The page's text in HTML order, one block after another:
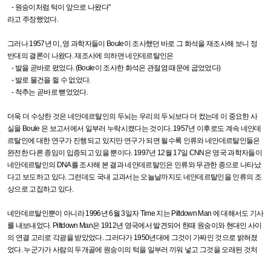
- 원숭이처럼 턱이 앞으로 나왔다"
라고 주장했었다.
그러나1957년 미 ,영 과학자들이 Boule이 조사했던 바로 그 화석을 재조사해 보니 정
반대의 결론이 나왔다.재조사에 의하면 네안데르탈인은
- 발을 곧바로 폈었다. (Boule이 조사한 화석은 관절염 때문에 굽었었다)
- 발로 물건을 쥘 수 없었다.
- 척추는 곧바로 뻗었었다.
더욱 더 수상한 것은 네안데르탈인의 두뇌는 우리의 두뇌보다 더 컸는데 이 중요한 사
실을 Boule 은 보고서에서 일부러 누락시켰다는 것이다. 1957년 이후로도 계속 네안데
르탈인에 대한 연구가 진행되고 있지만 연구가 되면 될수록 인류와 네안데르탈인들은
완전한 다른 종임이 입증되고 있을 뿐이다. 1997년 12월 17일 CNN 은 영국 과학자들이
네안데르탈인의 DNA를 조사해 본 결과 네안데르탈인은 인류와 무관한 종으로 나타났
다고 보도하고 있다. 그런데도 국내 교과서는 오늘날까지도 네안데르탈인을 인류의 조
상으로 고집하고 있다.
네안데르탈인뿐이 아니라1996년6월3일자Time 지는 Piltdown Man 에 대해서도 기사
를 내보내었다. Piltdown Man은 1912년 영국에서 발견되어 한때 원숭이와 현대인 사이
의 연결 고리로 각광을 받았었다.그러다가 1950년대에 그것이 가짜인 것으로 밝혀졌
었다.누군가가 사람의 두개골에 원숭이의 턱을 일부러 끼워 넣고 그것을 오래된 것처